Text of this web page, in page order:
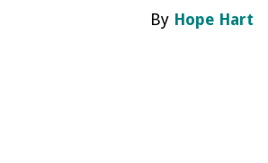
By Hope Hart